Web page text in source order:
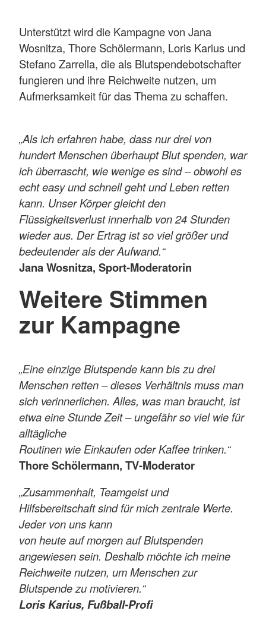
Unterstützt wird die Kampagne von Jana
Wosnitza, Thore Schölermann, Loris Karius und
Stefano Zarrella, die als Blutspendebotschafter
fungieren und ihre Reichweite nutzen, um
Aufmerksamkeit für das Thema zu schaffen.
„Als ich erfahren habe, dass nur drei von
hundert Menschen überhaupt Blut spenden, war
ich überrascht, wie wenige es sind – obwohl es
echt easy und schnell geht und Leben retten
kann. Unser Körper gleicht den
Flüssigkeitsverlust innerhalb von 24 Stunden
wieder aus. Der Ertrag ist so viel größer und
bedeutender als der Aufwand.“
Jana Wosnitza, Sport-Moderatorin
Weitere Stimmen
zur Kampagne
„Eine einzige Blutspende kann bis zu drei
Menschen retten – dieses Verhältnis muss man
sich verinnerlichen. Alles, was man braucht, ist
etwa eine Stunde Zeit – ungefähr so viel wie für
alltägliche
Routinen wie Einkaufen oder Kaffee trinken.“
Thore Schölermann, TV-Moderator
„Zusammenhalt, Teamgeist und
Hilfsbereitschaft sind für mich zentrale Werte.
Jeder von uns kann
von heute auf morgen auf Blutspenden
angewiesen sein. Deshalb möchte ich meine
Reichweite nutzen, um Menschen zur
Blutspende zu motivieren.“
Loris Karius, Fußball-Profi